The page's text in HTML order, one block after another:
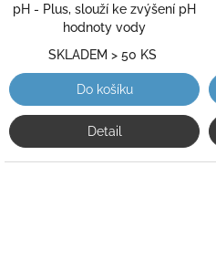
hvězdiček.
pH - Plus, slouží ke zvýšení pH
hodnoty vody
SKLADEM > 50 KS
Do košíku
Detail